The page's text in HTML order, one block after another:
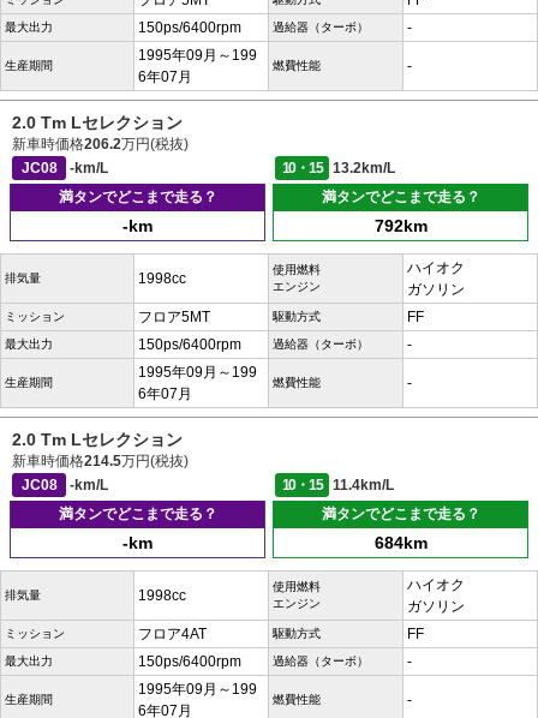
最大出力 150ps/6400rpm 過給器（ターボ） -
生産期間
1995年09月～199
6年07月
燃費性能 -
2.0 Tm Lセレクション
新車時価格206.2万円(税抜)
JC08
-km/L 10・15
13.2km/L
満タンでどこまで走る？
-km
満タンでどこまで走る？
792km
排気量 1998cc
使用燃料
エンジン
ハイオク
ガソリン
ミッション フロア5MT 駆動方式 FF
最大出力 150ps/6400rpm 過給器（ターボ） -
生産期間
1995年09月～199
6年07月
燃費性能 -
2.0 Tm Lセレクション
新車時価格214.5万円(税抜)
JC08
-km/L 10・15
11.4km/L
満タンでどこまで走る？
-km
満タンでどこまで走る？
684km
排気量 1998cc
使用燃料
エンジン
ハイオク
ガソリン
ミッション フロア4AT 駆動方式 FF
最大出力 150ps/6400rpm 過給器（ターボ） -
生産期間
1995年09月～199
6年07月
燃費性能 -